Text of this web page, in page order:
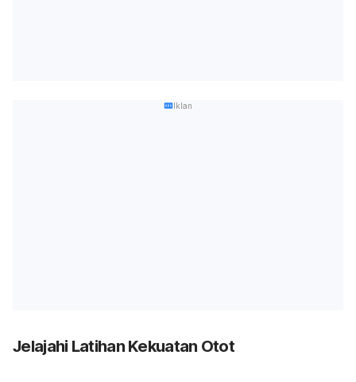
Iklan
Jelajahi Latihan Kekuatan Otot